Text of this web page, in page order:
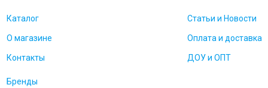
Каталог
О магазине
Контакты
Статьи и Новости
Оплата и доставка
ДОУ и ОПТ
Бренды